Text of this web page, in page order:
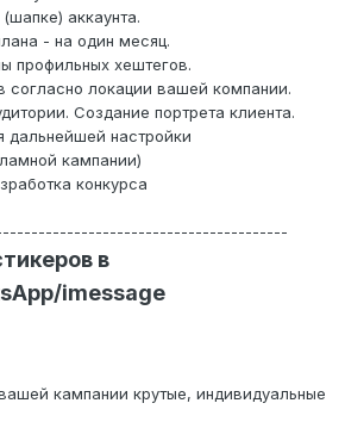
аккаунта.
- на один месяц.
профильных хештегов.
согласно локации вашей компании.
Создание портрета клиента.
дальнейшей настройки
кампании)
конкурса
в
imessage
кампании крутые, индивидуальные